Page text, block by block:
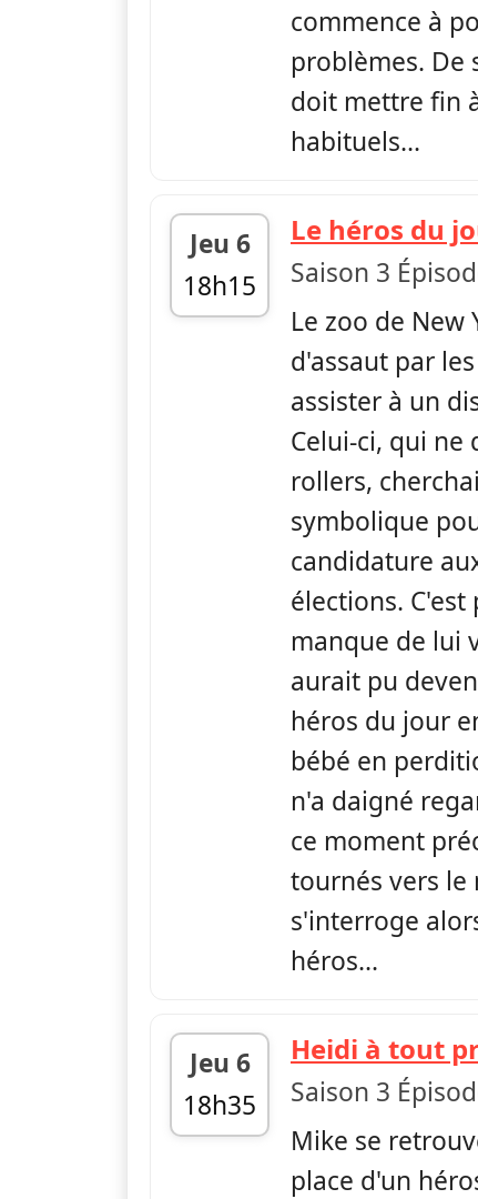
commence à
problèmes. De
doit mettre fin
habituels...
Jeu 6
18h15
fin 18h35
Le héros du
Saison 3
Le zoo de New
d'assaut par
assister à un
Celui-ci, qui ne
rollers,
symbolique
candidature
élections.
manque de lui
aurait pu
héros du jour
bébé en
n'a daigné
ce moment
tournés vers le
s'interroge
héros...
Jeu 6
18h35
fin 19h00
Heidi à tout
Saison 3
Mike se
place d'un